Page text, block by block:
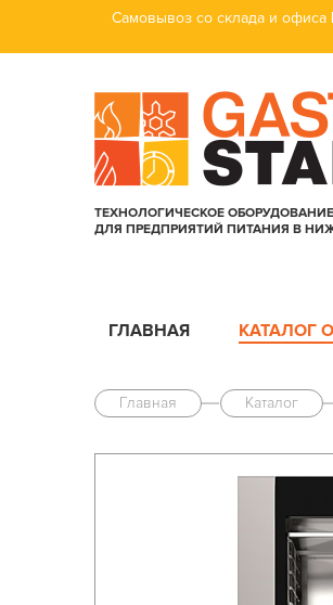
Самовывоз со склада и офиса
ТЕХНОЛОГИЧЕСКОЕ ОБОРУДОВАНИЕ
ДЛЯ ПРЕДПРИЯТИЙ ПИТАНИЯ В
ГЛАВНАЯ КАТАЛОГ
Главная Каталог